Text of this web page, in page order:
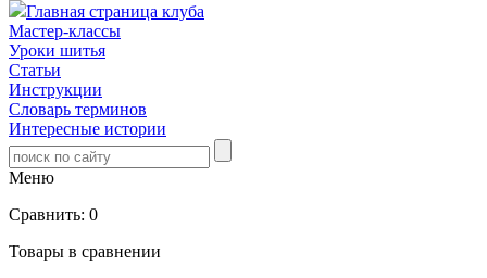
Главная страница клуба
Мастер-классы
Уроки шитья
Статьи
Инструкции
Словарь терминов
Интересные истории
Меню
Сравнить: 0
Товары в сравнении